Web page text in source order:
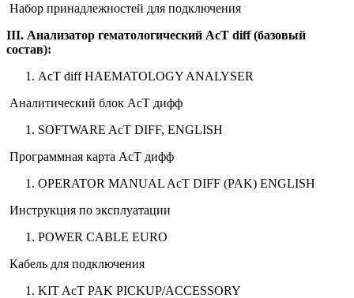
Набор принадлежностей для подключения
III. Анализатор гематологический АсТ diff (базовый
состав):
AcT diff HAEMATOLOGY ANALYSER
Аналитический блок АсТ дифф
SOFTWARE AcT DIFF, ENGLISH
Программная карта АсТ дифф
OPERATOR MANUAL AcT DIFF (PAK) ENGLISH
Инструкция по эксплуатации
POWER CABLE EURO
Кабель для подключения
KIT AcT PAK PICKUP/ACCESSORY